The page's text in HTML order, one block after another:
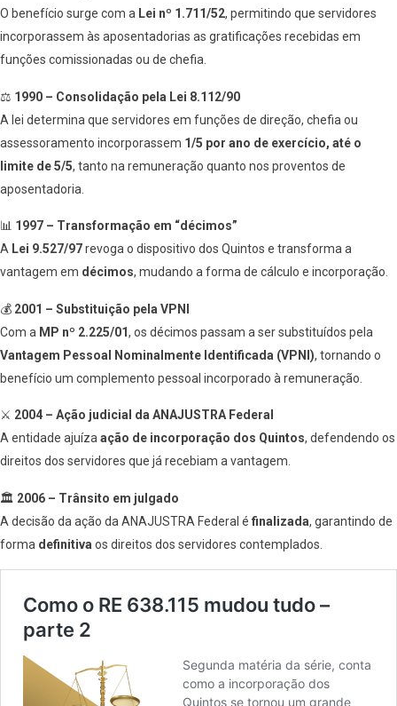
O benefício surge com a Lei nº 1.711/52, permitindo que servidores
incorporassem às aposentadorias as gratificações recebidas em
funções comissionadas ou de chefia.
⚖️ 1990 – Consolidação pela Lei 8.112/90
A lei determina que servidores em funções de direção, chefia ou
assessoramento incorporassem 1/5 por ano de exercício, até o
limite de 5/5, tanto na remuneração quanto nos proventos de
aposentadoria.
📊 1997 – Transformação em “décimos”
A Lei 9.527/97revoga o dispositivo dos Quintos e transforma a
vantagem em décimos, mudando a forma de cálculo e incorporação.
💰 2001 – Substituição pela VPNI
Com a MP nº 2.225/01, os décimos passam a ser substituídos pela
Vantagem Pessoal Nominalmente Identificada (VPNI), tornando o
benefício um complemento pessoal incorporado à remuneração.
⚔️ 2004 – Ação judicial da ANAJUSTRA Federal
A entidade ajuízaação de incorporação dos Quintos, defendendo os
direitos dos servidores que já recebiam a vantagem.
🏛️ 2006 – Trânsito em julgado
A decisão da ação da ANAJUSTRA Federal é finalizada, garantindo de
forma definitiva os direitos dos servidores contemplados.